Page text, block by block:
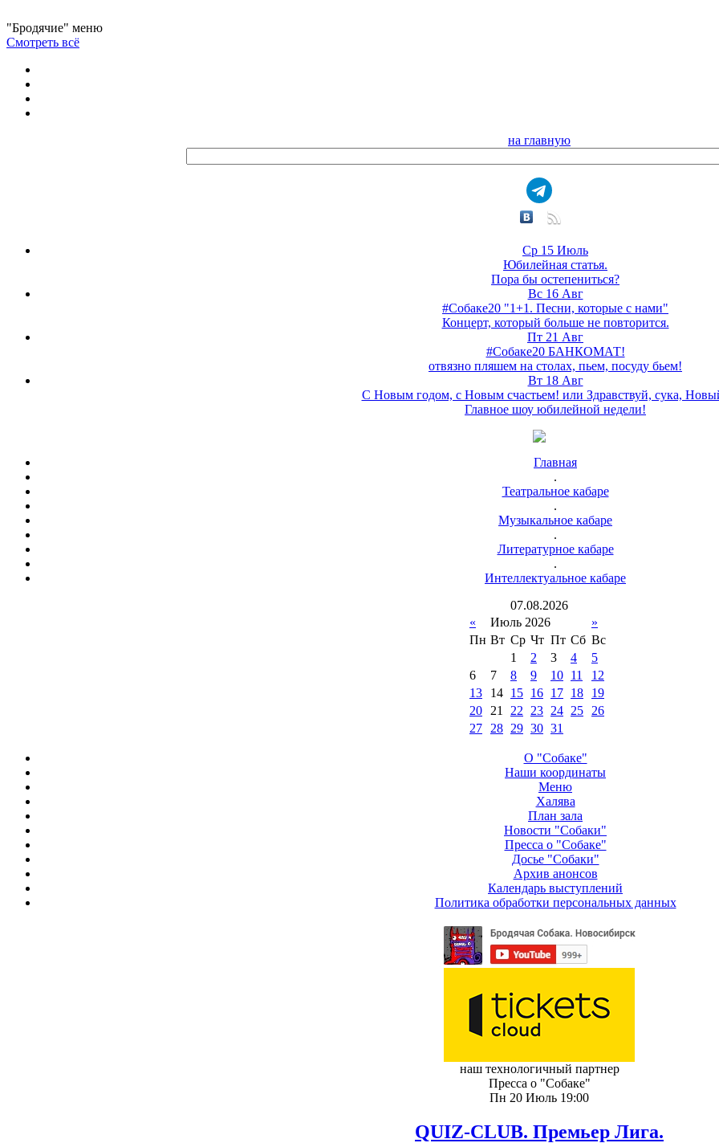
"Бродячие" меню
Смотреть всё
на главную
Ср 15 Июль
Юбилейная статья.
Пора бы остепениться?
Вс 16 Авг
#Собаке20 "1+1. Песни, которые с нами"
Концерт, который больше не повторится.
Пт 21 Авг
#Собаке20 БАНКОМАТ!
отвязно пляшем на столах, пьем, посуду бьем!
Вт 18 Авг
С Новым годом, с Новым счастьем! или Здравствуй, сука,
Главное шоу юбилейной недели!
Главная
.
Театральное кабаре
.
Музыкальное кабаре
.
Литературное кабаре
.
Интеллектуальное кабаре
07.08.2026
«
Июль 2026
»
Пн Вт Ср Чт Пт Сб Вс
1
2 3 4
5
6
7 8 9 10 11
12
13
14 15 16 17 18
19
20
21 22 23 24 25
26
27
28 29 30 31
О "Собаке"
Наши координаты
Меню
Халява
План зала
Новости "Собаки"
Пресса о "Собаке"
Досье "Собаки"
Архив анонсов
Календарь выступлений
Политика обработки персональных данных
наш технологичный партнер
Пресса о "Собаке"
Пн 20 Июль 19:00
QUIZ-CLUB. Премьер Лига.